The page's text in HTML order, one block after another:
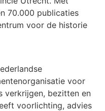
70.000 publicaties
voor de historie
voor
verkrijgen, bezitten en
voorlichting, advies